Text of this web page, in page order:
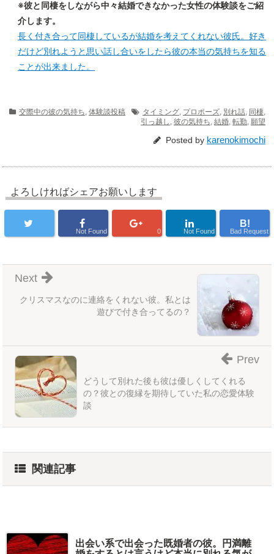
※彼と同棲をしながら中々結婚できなかった女性の体験談をご紹
介します。
長く付き合って同棲しているが結婚を考えてくれない彼氏。好き
だけど別れようと思い話し合いをしたら彼の本当の気持ちを知る
ことが出来ました。
交際中の彼の気持ち 体験談投稿 タイミング プロポーズ 別れ話 同棲
引っ越し 彼の気持ち 結婚 転勤 願望
Posted by karenokimochi
よろしければシェアお願いします
Not Found 0 Not Found
B!
Bad Request
クリスマスなのに連絡をくれない彼。私とは
遊びで付き合ってるの？
Next
どうして別れた後も彼は優しくしてくれる
の？彼との復縁を期待していた私の恋愛体験
談
Prev
関連記事
出会い系で出会った既婚者の彼。円満離